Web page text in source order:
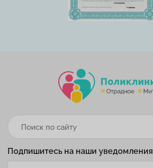
Подпишитесь на наши уведомления